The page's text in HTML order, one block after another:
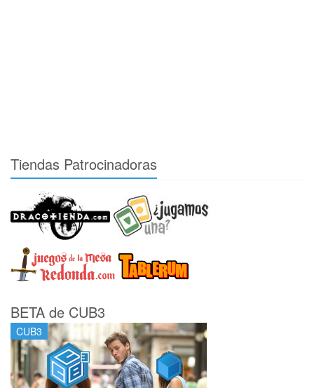
Tiendas Patrocinadoras
BETA de CUB3
CUB3